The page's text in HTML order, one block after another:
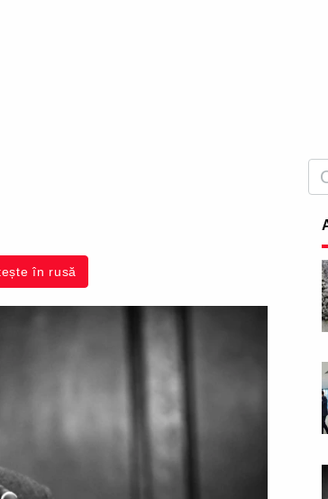
în rusă